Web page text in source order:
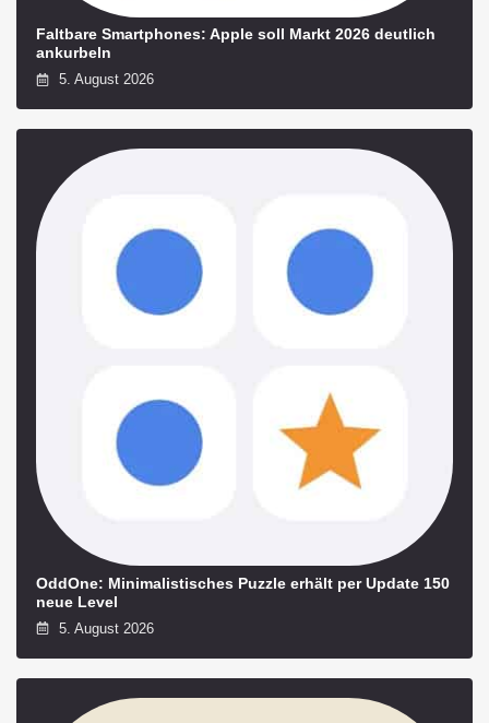
Faltbare Smartphones: Apple soll Markt 2026 deutlich
ankurbeln
5. August 2026
OddOne: Minimalistisches Puzzle erhält per Update 150
neue Level
5. August 2026